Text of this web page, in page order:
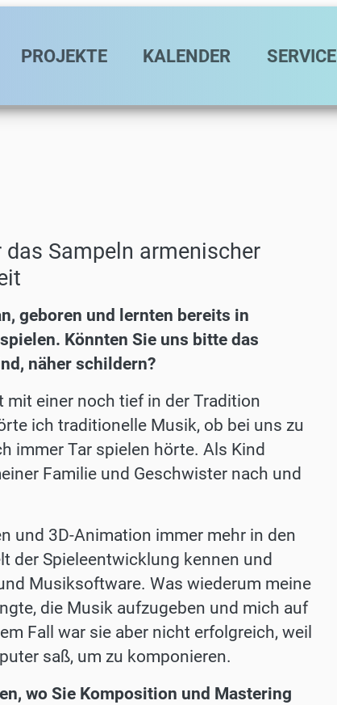
PROJEKTE KALENDER SERVICE
das Sampeln armenischer
geboren und lernten bereits in
Könnten Sie uns bitte das
näher schildern?
mit einer noch tief in der Tradition
ich traditionelle Musik, ob bei uns zu
immer Tar spielen hörte. Als Kind
Familie und Geschwister nach und
und 3D-Animation immer mehr in den
der Spieleentwicklung kennen und
Musiksoftware. Was wiederum meine
die Musik aufzugeben und mich auf
Fall war sie aber nicht erfolgreich, weil
saß, um zu komponieren.
wo Sie Komposition und Mastering